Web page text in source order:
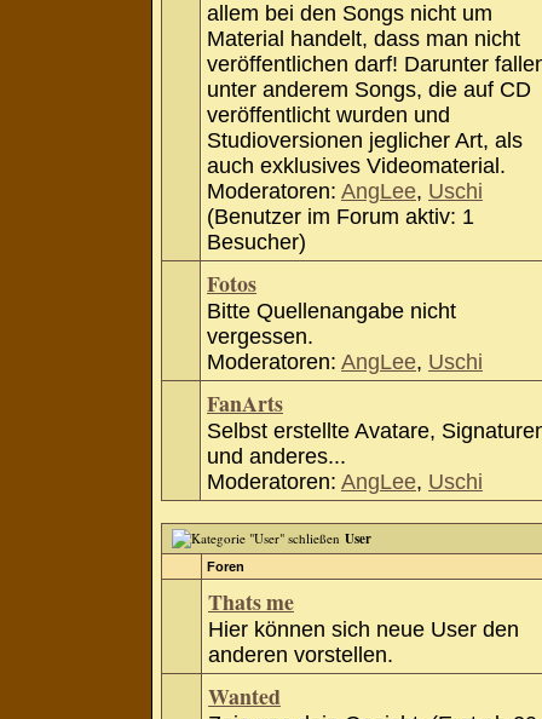
allem bei den Songs nicht um
Material handelt, dass man nicht
veröffentlichen darf! Darunter
unter anderem Songs, die auf CD
veröffentlicht wurden und
Studioversionen jeglicher Art, als
auch exklusives Videomaterial.
Moderatoren: AngLee, Uschi
(Benutzer im Forum aktiv: 1
Besucher)
Fotos
Bitte Quellenangabe nicht
vergessen.
Moderatoren: AngLee, Uschi
FanArts
Selbst erstellte Avatare,
und anderes...
Moderatoren: AngLee, Uschi
User
Foren
Thats me
Hier können sich neue User den
anderen vorstellen.
Wanted